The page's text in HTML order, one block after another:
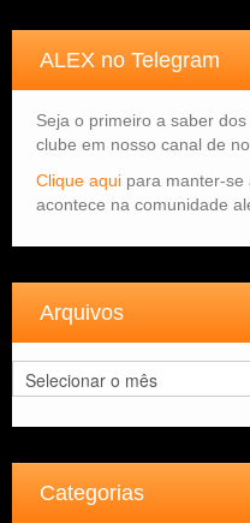
ALEX no Telegram
Seja o primeiro a saber
clube em nosso canal de
Clique aqui para manter-se
acontece na comunidade
Arquivos
Arquivos
Categorias